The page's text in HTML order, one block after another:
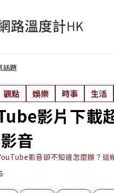
話題
觀點 娛樂 時事 生活
影片下載
音
影音卻不知道怎麼辦？這